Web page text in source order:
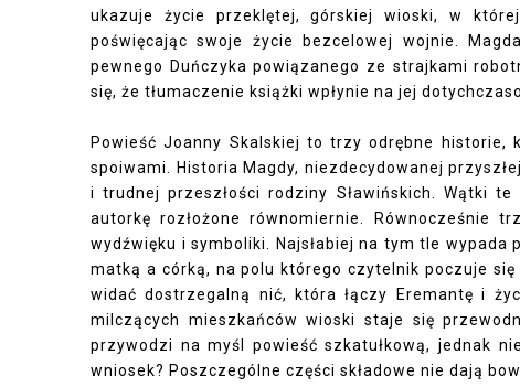
ukazuje życie przeklętej, górskiej wioski, w
poświęcając swoje życie bezcelowej wojnie.
pewnego Duńczyka powiązanego ze strajkami
się, że tłumaczenie książki wpłynie na jej
Powieść Joanny Skalskiej to trzy odrębne historie,
spoiwami. Historia Magdy, niezdecydowanej
i trudnej przeszłości rodziny Sławińskich. Wątki
autorkę rozłożone równomiernie. Równocześnie
wydźwięku i symboliki. Najsłabiej na tym tle
matką a córką, na polu którego czytelnik poczuje
widać dostrzegalną nić, która łączy Eremantę i
milczących mieszkańców wioski staje się
przywodzi na myśl powieść szkatułkową, jednak
wniosek? Poszczególne części składowe nie dają